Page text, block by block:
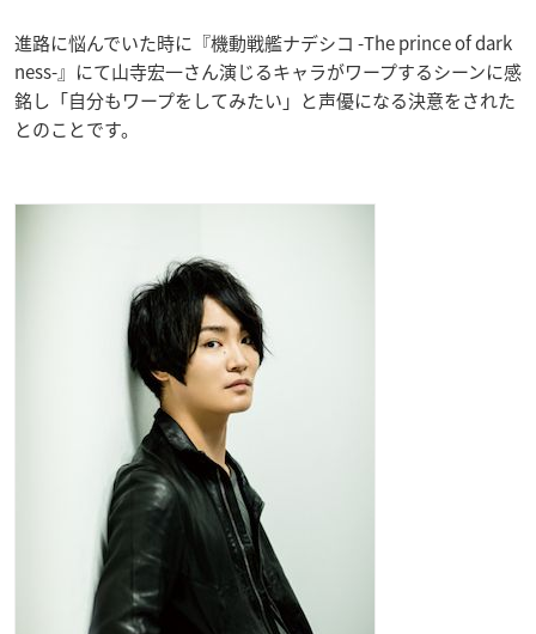
進路に悩んでいた時に『機動戦艦ナデシコ -The prince of dark
ness-』にて山寺宏一さん演じるキャラがワープするシーンに感
銘し「自分もワープをしてみたい」と声優になる決意をされた
とのことです。